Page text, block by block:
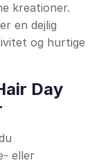
kreationer.
en dejlig
og hurtige
Day
eller